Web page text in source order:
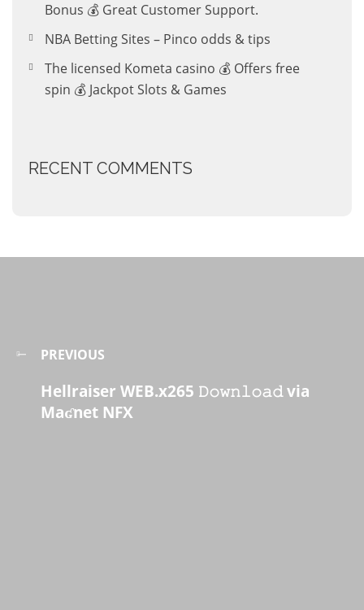
Bonus 💰 Great Customer Support.
NBA Betting Sites – Pinco odds & tips
The licensed Kometa casino 💰 Offers free
spin 💰 Jackpot Slots & Games
RECENT COMMENTS
PREVIOUS
Hellraiser WEB.x265 𝙳𝚘𝚠𝚗𝚕𝚘𝚊𝚍 via
Maʛnet NFX